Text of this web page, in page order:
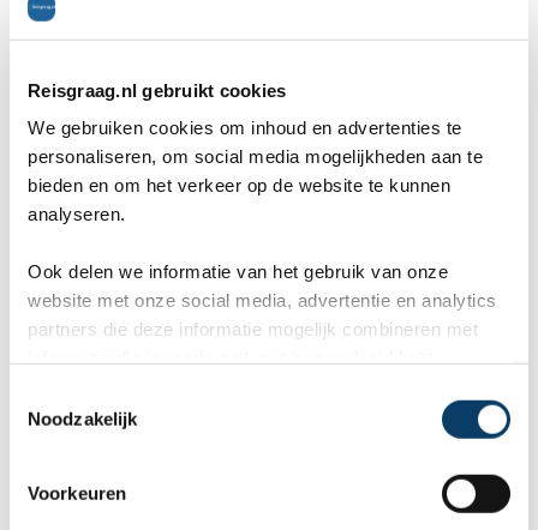
Reisgraag.nl gebruikt cookies
We gebruiken cookies om inhoud en advertenties te
personaliseren, om social media mogelijkheden aan te
bieden en om het verkeer op de website te kunnen
analyseren.
Ook delen we informatie van het gebruik van onze
website met onze social media, advertentie en analytics
partners die deze informatie mogelijk combineren met
Noodzakelijk
Voorkeuren
Ligging
Wolvers/Tilstraop 5 februari 2024
plaats: Hurghada, reisperiode: december 2023
Fijn om te snorkelen.
Algemeen
7
Inwoners
8
Wolvers/Tilstra